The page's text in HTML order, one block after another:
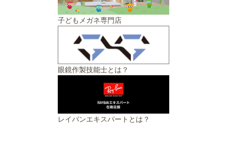
子どもメガネ専門店
眼鏡作製技能士とは？
レイバンエキスパートとは？